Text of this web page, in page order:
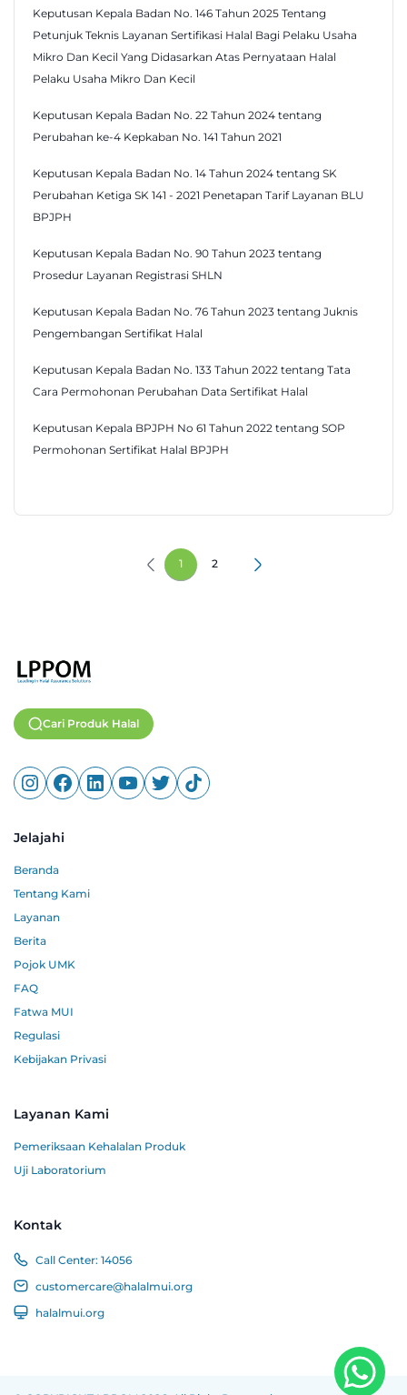
Keputusan Kepala Badan No. 146 Tahun 2025 Tentang
Petunjuk Teknis Layanan Sertifikasi Halal Bagi Pelaku Usaha
Mikro Dan Kecil Yang Didasarkan Atas Pernyataan Halal
Pelaku Usaha Mikro Dan Kecil
Keputusan Kepala Badan No. 22 Tahun 2024 tentang
Perubahan ke-4 Kepkaban No. 141 Tahun 2021
Keputusan Kepala Badan No. 14 Tahun 2024 tentang SK
Perubahan Ketiga SK 141 - 2021 Penetapan Tarif Layanan BLU
BPJPH
Keputusan Kepala Badan No. 90 Tahun 2023 tentang
Prosedur Layanan Registrasi SHLN
Keputusan Kepala Badan No. 76 Tahun 2023 tentang Juknis
Pengembangan Sertifikat Halal
Keputusan Kepala Badan No. 133 Tahun 2022 tentang Tata
Cara Permohonan Perubahan Data Sertifikat Halal
Keputusan Kepala BPJPH No 61 Tahun 2022 tentang SOP
Permohonan Sertifikat Halal BPJPH
1 2
Cari Produk Halal
Jelajahi
Beranda
Tentang Kami
Layanan
Berita
Pojok UMK
FAQ
Fatwa MUI
Regulasi
Kebijakan Privasi
Layanan Kami
Pemeriksaan Kehalalan Produk
Uji Laboratorium
Kontak
Call Center: 14056
customercare@halalmui.org
halalmui.org